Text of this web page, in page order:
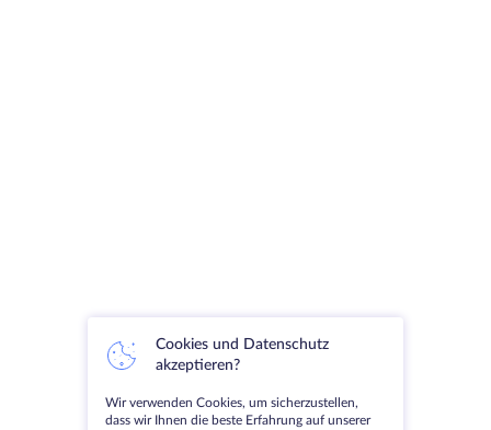
Cookies und Datenschutz
akzeptieren?
Wir verwenden Cookies, um sicherzustellen,
dass wir Ihnen die beste Erfahrung auf unserer